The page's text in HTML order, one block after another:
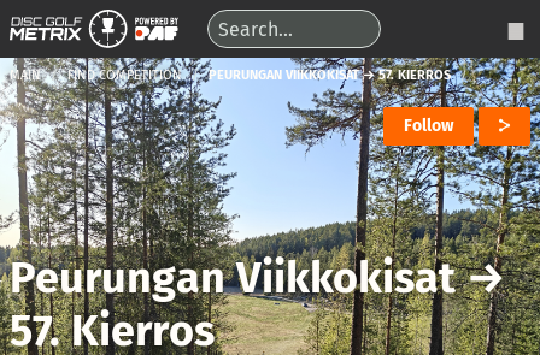
MAIN FIND COMPETITION PEURUNGAN VIIKKOKISAT → 57. KIERROS
Follow
Peurungan Viikkokisat→
57. Kierros